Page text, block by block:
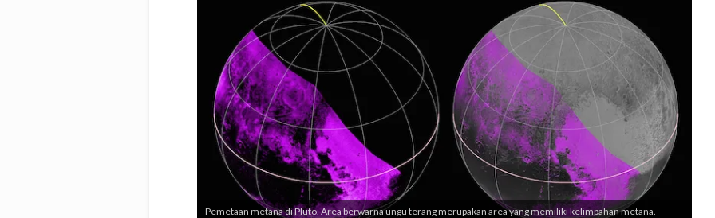
Pemetaan metana di Pluto. Area berwarna ungu terang merupakan area yang memiliki kelimpahan metana.